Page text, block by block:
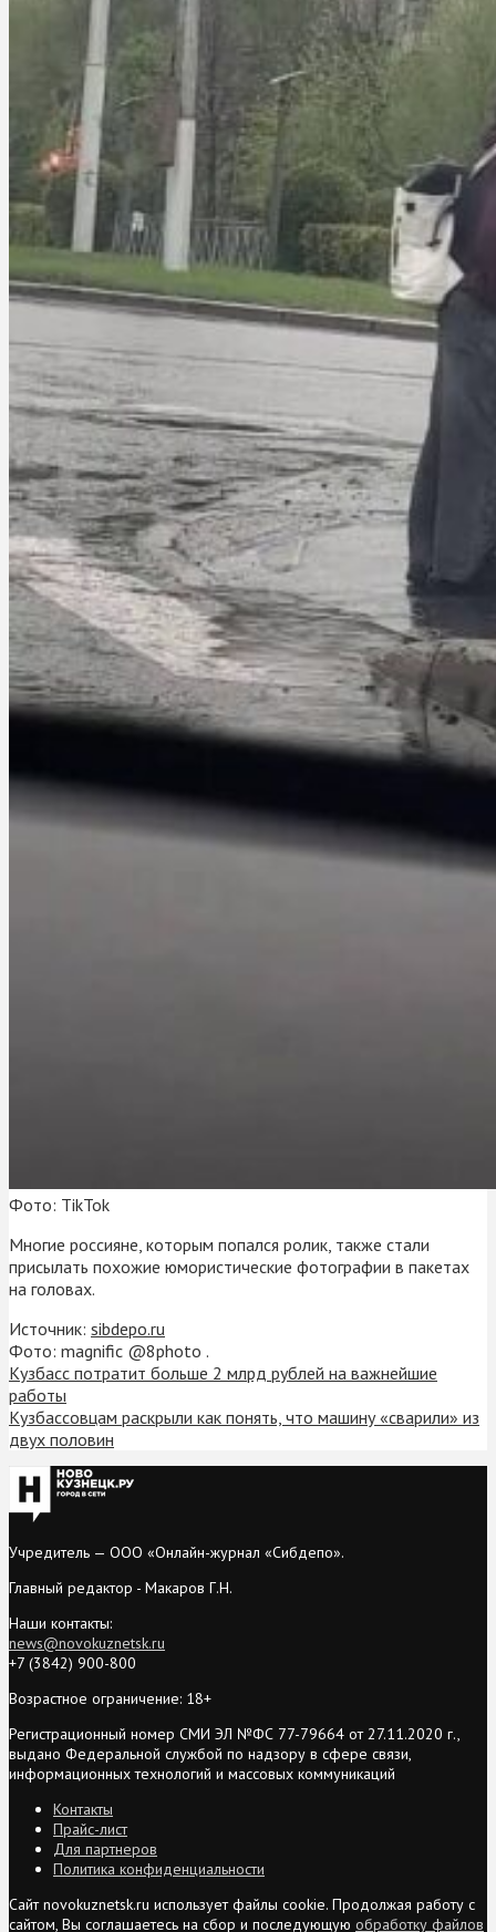
Фото: TikTok
Многие россияне, которым попался ролик, также стали
присылать похожие юмористические фотографии в пакетах
на головах.
Источник: sibdepo.ru
Фото: magnific @8photo .
Кузбасс потратит больше 2 млрд рублей на важнейшие
работы
Кузбассовцам раскрыли как понять, что машину «сварили» из
двух половин
Учредитель — ООО «Онлайн-журнал «Сибдепо».
Главный редактор - Макаров Г.Н.
Наши контакты:
news@novokuznetsk.ru
+7 (3842) 900-800
Возрастное ограничение: 18+
Регистрационный номер СМИ ЭЛ №ФС 77-79664 от 27.11.2020 г.,
выдано Федеральной службой по надзору в сфере связи,
информационных технологий и массовых коммуникаций
Контакты
Прайс-лист
Для партнеров
Политика конфиденциальности
Сайт novokuznetsk.ru использует файлы cookie. Продолжая работу с
сайтом, Вы соглашаетесь на сбор и последующую обработку файлов